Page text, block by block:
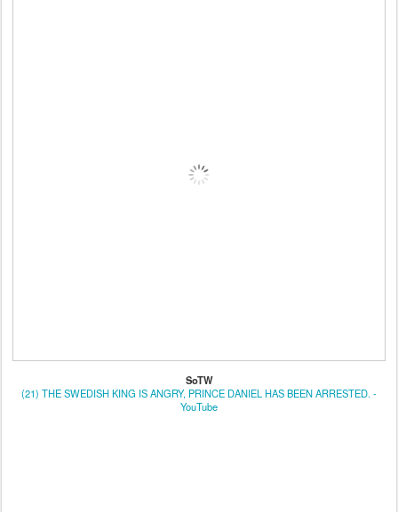
SoTW
(21) THE SWEDISH KING IS ANGRY, PRINCE DANIEL HAS BEEN ARRESTED. -
YouTube